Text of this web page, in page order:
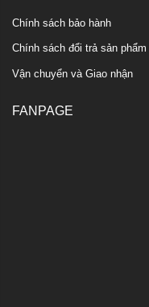
Chính sách bảo hành
Chính sách đổi trả sản phẩm
Vận chuyển và Giao nhận
FANPAGE